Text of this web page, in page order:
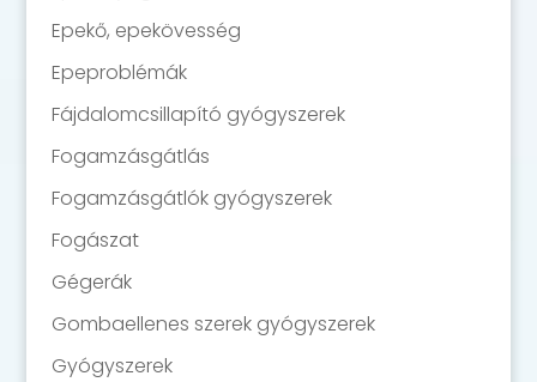
Epekő, epekövesség
Epeproblémák
Fájdalomcsillapító gyógyszerek
Fogamzásgátlás
Fogamzásgátlók gyógyszerek
Fogászat
Gégerák
Gombaellenes szerek gyógyszerek
Gyógyszerek